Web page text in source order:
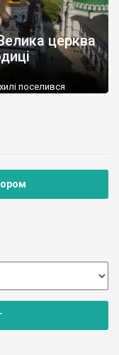
церква
поселився